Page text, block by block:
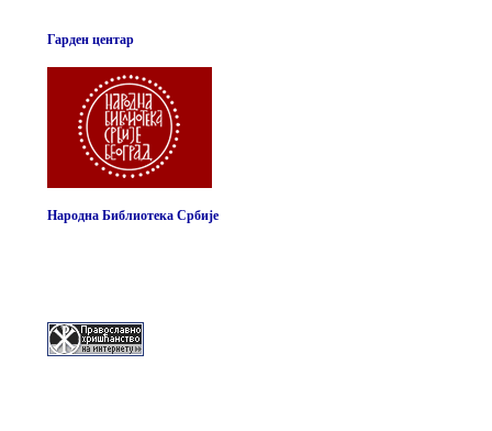
Гарден центар
Народна Библиотека Србије